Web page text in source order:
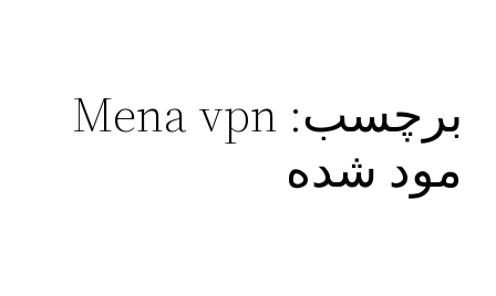
برچسب: Mena vpn
مود شده